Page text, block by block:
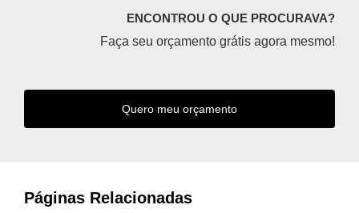
ENCONTROU O QUE PROCURAVA?
Faça seu orçamento grátis agora mesmo!
Quero meu orçamento
Páginas Relacionadas